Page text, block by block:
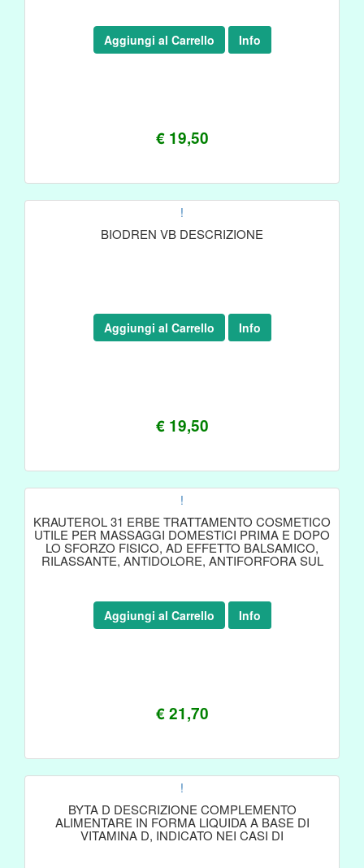
€ 19,50
Aggiungi al Carrello Info
!
BIODREN VB DESCRIZIONE
€ 19,50
Aggiungi al Carrello Info
!
KRAUTEROL 31 ERBE TRATTAMENTO COSMETICO
UTILE PER MASSAGGI DOMESTICI PRIMA E DOPO
LO SFORZO FISICO, AD EFFETTO BALSAMICO,
RILASSANTE, ANTIDOLORE, ANTIFORFORA SUL
€ 21,70
Aggiungi al Carrello Info
!
BYTA D DESCRIZIONE COMPLEMENTO
ALIMENTARE IN FORMA LIQUIDA A BASE DI
VITAMINA D, INDICATO NEI CASI DI